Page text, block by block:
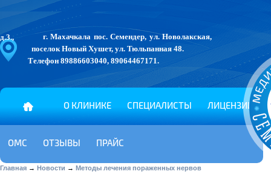
О КЛИНИКЕ СПЕЦИАЛИСТЫ ЛИЦЕНЗИИ
ОМС ОТЗЫВЫ ПРАЙС
г. Махачкала
пос. Семендер, ул. Новолакская, д.3.,
поселок Новый Хушет, ул. Тюльпанная 48.
Телефон 89886603040, 89064467171.
Главная → Новости → Методы лечения пораженных нервов